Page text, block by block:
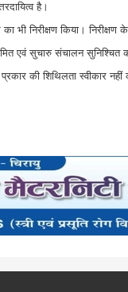
है।
भी निरीक्षण किया। निरीक्षण
एवं सुचारु संचालन सुनिश्चित
की शिथिलता स्वीकार नहीं